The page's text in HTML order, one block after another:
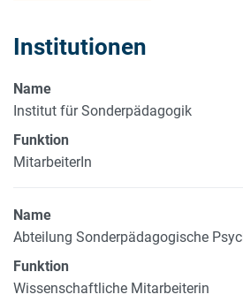
Institutionen
Name
Institut für Sonderpädagogik
Funktion
MitarbeiterIn
Name
Abteilung Sonderpädagogische
Funktion
Wissenschaftliche Mitarbeiterin